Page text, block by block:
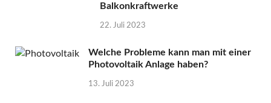
Balkonkraftwerke
22. Juli 2023
Welche Probleme kann man mit einer
Photovoltaik Anlage haben?
13. Juli 2023